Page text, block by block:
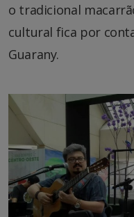
o tradicional
cultural fica por
Guarany.